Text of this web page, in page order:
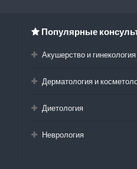
Популярные
Акушерство и гинекология
Дерматология и
Диетология
Неврология